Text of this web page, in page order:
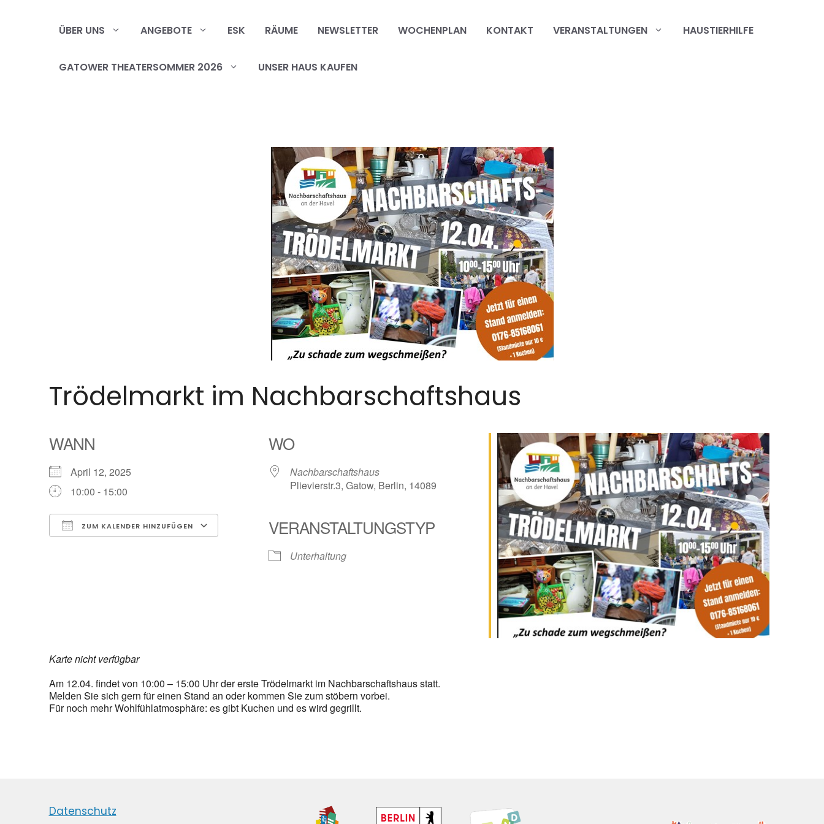
ÜBER UNS ANGEBOTE ESK RÄUME NEWSLETTER WOCHENPLAN KONTAKT VERANSTALTUNGEN HAUSTIERHILFE
GATOWER THEATERSOMMER 2026 UNSER HAUS KAUFEN
Trödelmarkt im Nachbarschaftshaus
WANN
April 12, 2025
10:00 - 15:00
ZUM KALENDER HINZUFÜGEN
Google Kalender Office 365 Outlook Live
WO
Nachbarschaftshaus
Plievierstr.3, Gatow, Berlin, 14089
VERANSTALTUNGSTYP
Unterhaltung
Karte nicht verfügbar
Am 12.04. findet von 10:00 – 15:00 Uhr der erste Trödelmarkt im Nachbarschaftshaus statt.
Melden Sie sich gern für einen Stand an oder kommen Sie zum stöbern vorbei.
Für noch mehr Wohlfühlatmosphäre: es gibt Kuchen und es wird gegrillt.
Datenschutz